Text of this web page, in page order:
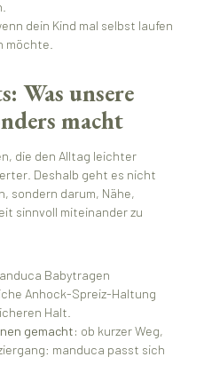
dein Kind mal selbst laufen
möchte.
Was unsere
macht
die den Alltag leichter
Deshalb geht es nicht
sondern darum, Nähe,
sinnvoll miteinander zu
Babytragen
Anhock-Spreiz-Haltung
Halt.
gemacht: ob kurzer Weg,
manduca passt sich